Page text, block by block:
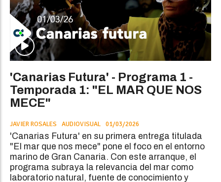
'Canarias Futura' - Programa 1 -
Temporada 1: "EL MAR QUE NOS
MECE"
JAVIER ROSALES AUDIOVISUAL 01/03/2026
'Canarias Futura' en su primera entrega titulada
"El mar que nos mece" pone el foco en el entorno
marino de Gran Canaria. Con este arranque, el
programa subraya la relevancia del mar como
laboratorio natural, fuente de conocimiento y